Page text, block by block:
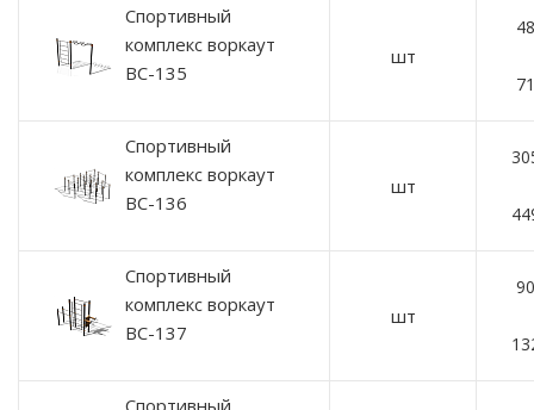
Спортивный
комплекс воркаут
ВС-135
шт
Спортивный
комплекс воркаут
ВС-136
шт
Спортивный
комплекс воркаут
ВС-137
шт
Спортивный